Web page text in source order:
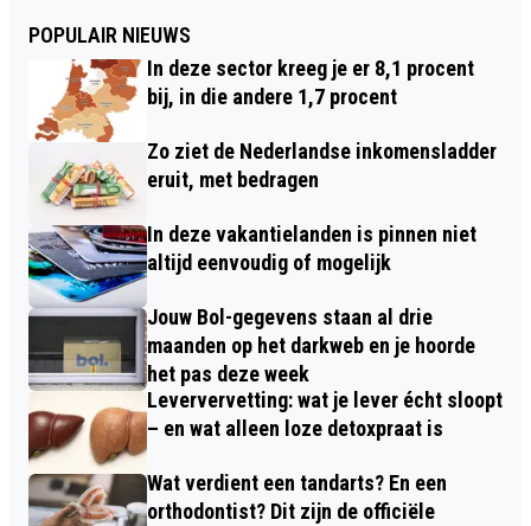
POPULAIR NIEUWS
In deze sector kreeg je er 8,1 procent
bij, in die andere 1,7 procent
Zo ziet de Nederlandse inkomensladder
eruit, met bedragen
In deze vakantielanden is pinnen niet
altijd eenvoudig of mogelijk
Jouw Bol-gegevens staan al drie
maanden op het darkweb en je hoorde
het pas deze week
Leververvetting: wat je lever écht sloopt
– en wat alleen loze detoxpraat is
Wat verdient een tandarts? En een
orthodontist? Dit zijn de officiële